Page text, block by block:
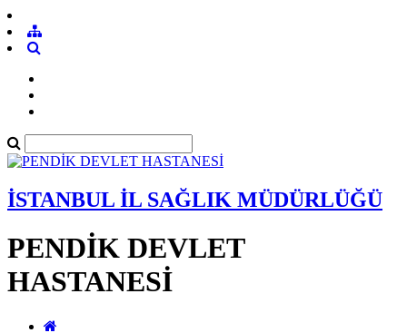
İSTANBUL İL SAĞLIK MÜDÜRLÜĞÜ
PENDİK DEVLET
HASTANESİ